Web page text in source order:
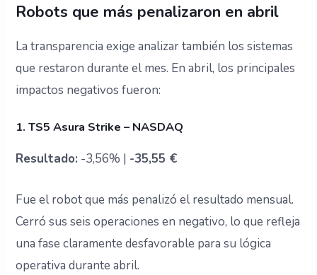
Robots que más penalizaron en abril
La transparencia exige analizar también los sistemas
que restaron durante el mes. En abril, los principales
impactos negativos fueron:
1. TS5 Asura Strike – NASDAQ
Resultado: -3,56% | -35,55 €
Fue el robot que más penalizó el resultado mensual.
Cerró sus seis operaciones en negativo, lo que refleja
una fase claramente desfavorable para su lógica
operativa durante abril.